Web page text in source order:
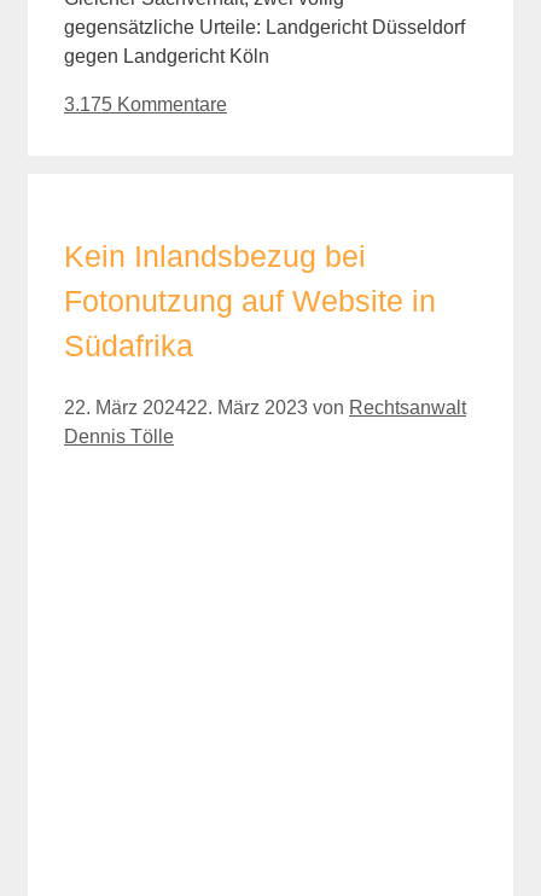
gegensätzliche Urteile: Landgericht Düsseldorf
gegen Landgericht Köln
3.175 Kommentare
Kein Inlandsbezug bei
Fotonutzung auf Website in
Südafrika
22. März 202422. März 2023 von Rechtsanwalt
Dennis Tölle